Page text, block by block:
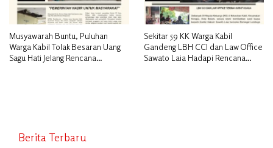
Musyawarah Buntu, Puluhan
Warga Kabil Tolak Besaran Uang
Sagu Hati Jelang Rencana
Sekitar 59 KK Warga Kabil
Gandeng LBH CCI dan Law Office
Sawato Laia Hadapi Rencana
Berita Terbaru